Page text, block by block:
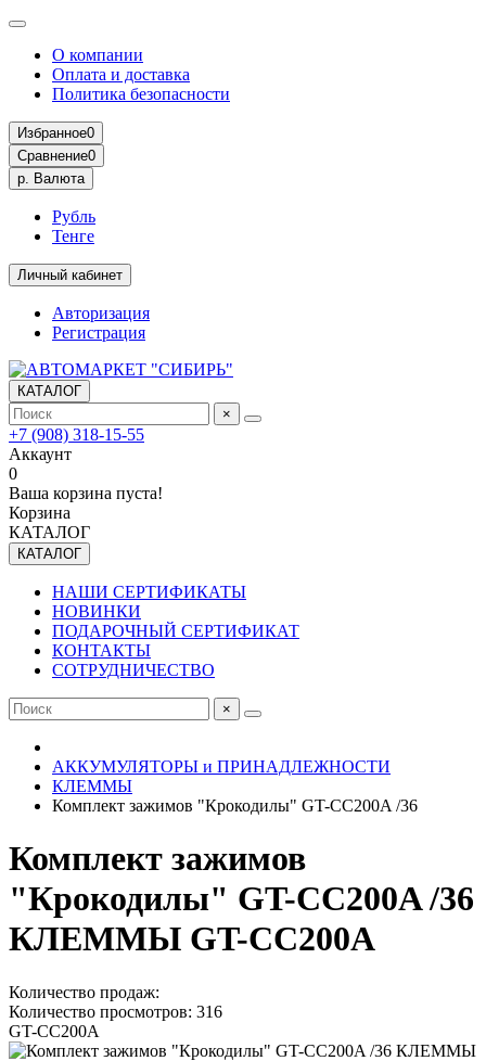
О компании
Оплата и доставка
Политика безопасности
Избранное0
Сравнение0
р. Валюта
Рубль
Тенге
Личный кабинет
Авторизация
Регистрация
КАТАЛОГ
×
+7 (908) 318-15-55
Аккаунт
0
Ваша корзина пуста!
Корзина
КАТАЛОГ
КАТАЛОГ
НАШИ СЕРТИФИКАТЫ
НОВИНКИ
ПОДАРОЧНЫЙ СЕРТИФИКАТ
КОНТАКТЫ
СОТРУДНИЧЕСТВО
×
АККУМУЛЯТОРЫ и ПРИНАДЛЕЖНОСТИ
КЛЕММЫ
Комплект зажимов "Крокодилы" GT-CC200A /36
Комплект зажимов
"Крокодилы" GT-CC200A /36
КЛЕММЫ GT-CC200A
Количество продаж:
Количество просмотров: 316
GT-CC200A